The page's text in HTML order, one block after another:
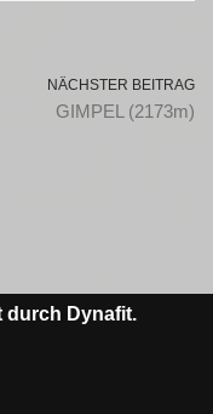
NÄCHSTER BEITRAG
GIMPEL (2173m)
durch Dynafit.